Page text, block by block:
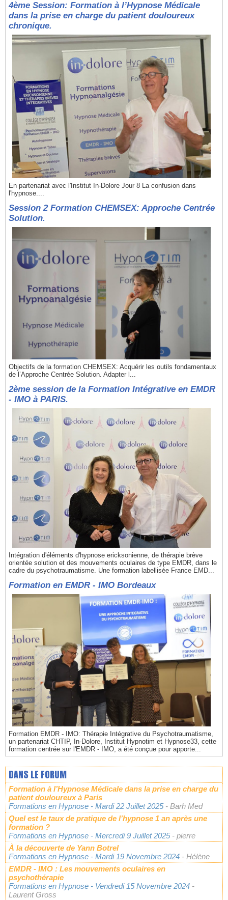
4ème Session: Formation à l’Hypnose Médicale
dans la prise en charge du patient douloureux
chronique.
En partenariat avec l'Institut In-Dolore Jour 8 La confusion dans
l'hypnose....
Session 2 Formation CHEMSEX: Approche Centrée
Solution.
Objectifs de la formation CHEMSEX: Acquérir les outils fondamentaux
de l’Approche Centrée Solution. Adapter l...
2ème session de la Formation Intégrative en EMDR
- IMO à PARIS.
Intégration d'éléments d'hypnose ericksonienne, de thérapie brève
orientée solution et des mouvements oculaires de type EMDR, dans le
cadre du psychotraumatisme. Une formation labellisée France EMD...
Formation en EMDR - IMO Bordeaux
Formation EMDR - IMO: Thérapie Intégrative du Psychotraumatisme,
un partenariat CHTIP, In-Dolore, Institut Hypnotim et Hypnose33, cette
formation centrée sur l'EMDR - IMO, a été conçue pour apporte...
DANS LE FORUM
Formation à l’Hypnose Médicale dans la prise en charge du
patient douloureux à Paris
Formations en Hypnose - Mardi 22 Juillet 2025 - Barh Med
Quel est le taux de pratique de l’hypnose 1 an après une
formation ?
Formations en Hypnose - Mercredi 9 Juillet 2025 - pierre
À la découverte de Yann Botrel
Formations en Hypnose - Mardi 19 Novembre 2024 - Hélène
EMDR - IMO : Les mouvements oculaires en
psychothérapie
Formations en Hypnose - Vendredi 15 Novembre 2024 -
Laurent Gross